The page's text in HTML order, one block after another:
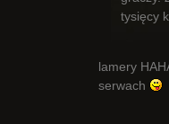
tysięcy
lamery
serwach